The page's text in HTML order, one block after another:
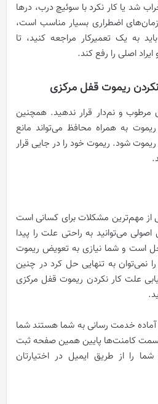
شد یا کار نکرد با سوئیچ درب، درها
زمان‌های اضطراری بسیار مناسب است،
به یک تعمیرکار مراجعه کنید، تا
اصلی را رفع کند.
ریموت قفل مرکزی
و نم‌دار قرار ندهید. همچنین
به همراه محافظ می‌تواند مانع
شود. ریموت خود را در جایی قرار
از مهم‌ترین مشکلات برای کسانی است
می‌توانید به راحتی علت را پیدا
است و شما نیازی به تعویض ریموت
نمی‌توان به تنهایی حل کرد در چنین
علت کار نکردن ریموت قفل مرکزی
خدمت رسانی به شما هستند شما
قسمت کامنت‌ها پایین همین صفحه ثبت
را از طریق ایمیل در اختیارتان